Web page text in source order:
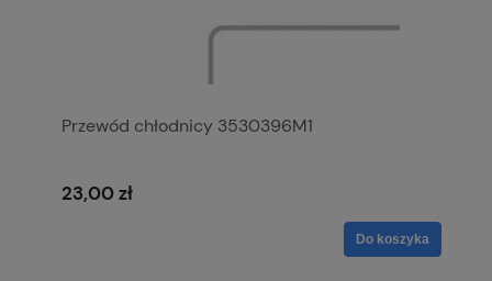
Przewód chłodnicy 3530396M1
23,00 zł
Do koszyka